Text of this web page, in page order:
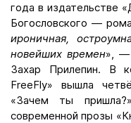
года в издательстве
Богословского —
ироничная,
новейших времен», —
Захар Прилепин. В
FreeFly» вышла
«Зачем ты
современной прозы